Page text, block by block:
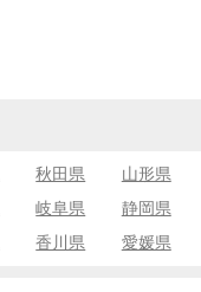
秋田県 山形県
岐阜県 静岡県
香川県 愛媛県